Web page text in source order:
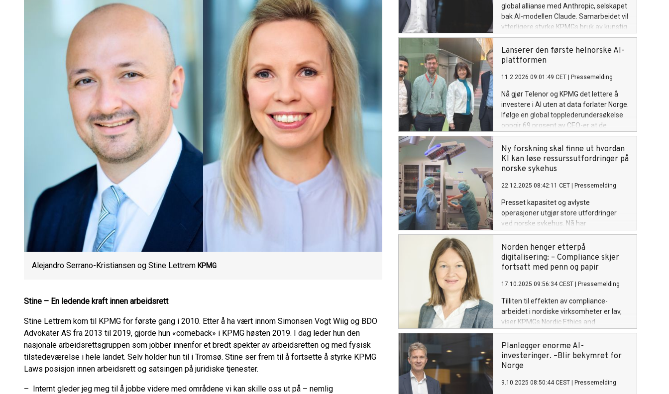
Alejandro Serrano-Kristiansen og Stine Lettrem KPMG
Stine – En ledende kraft innen arbeidsrett
Stine Lettrem kom til KPMG for første gang i 2010. Etter å ha vært innom Simonsen Vogt Wiig og BDO
Advokater AS fra 2013 til 2019, gjorde hun «comeback» i KPMG høsten 2019. I dag leder hun den
nasjonale arbeidsrettsgruppen som jobber innenfor et bredt spekter av arbeidsretten og med fysisk
tilstedeværelse i hele landet. Selv holder hun til i Tromsø. Stine ser frem til å fortsette å styrke KPMG
Laws posisjon innen arbeidsrett og satsingen på juridiske tjenester.
– Internt gleder jeg meg til å jobbe videre med områdene vi kan skille oss ut på – nemlig
global allianse med Anthropic, selskapet
bak AI-modellen Claude. Samarbeidet vil
ytterligere styrke KPMGs bruk av kunstig
intelligens i sine tjenester.
Lanserer den første helnorske AI-
plattformen
11.2.2026 09:01:49 CET Pressemelding
Nå gjør Telenor og KPMG det lettere å
investere i AI uten at data forlater Norge.
Ifølge en global topplederundersøkelse
oppgir 69 prosent av CEO-er at de
planlegger å bruke mellom 10 og 20
prosent av budsjettet på AI i 2026.
Fremover skal norske virksomheter
kunne ta i bruk avansert kunstig
landet.
Ny forskning skal finne ut hvordan
KI kan løse ressurssutfordringer på
norske sykehus
22.12.2025 08:42:11 CET Pressemelding
Presset kapasitet og avlyste
operasjoner utgjør store utfordringer
ved norske sykehus. Nå har
Forskningsrådet tildelt 25 millioner
kroner gjennom Pilot Helse for å utvikle
et KI-drevet verktøy for planlegging og
kapasitetsstyring på sykehusene.
Norden henger etterpå
digitalisering: – Compliance skjer
fortsatt med penn og papir
17.10.2025 09:56:34 CEST Pressemelding
Tilliten til effekten av compliance-
arbeidet i nordiske virksomheter er lav,
viser KPMGs Nordic Ethics and
Compliance Survey for 2025. Selv om
investeringene øker, henger
digitaliseringen etter og mange er usikre
på effekten av både nye lover og eget
Planlegger enorme AI-
investeringer. –Blir bekymret for
Norge
9.10.2025 08:50:44 CEST Pressemelding